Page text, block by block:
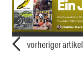
vorheriger artikel